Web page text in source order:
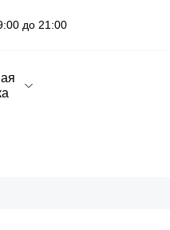
до 21:00